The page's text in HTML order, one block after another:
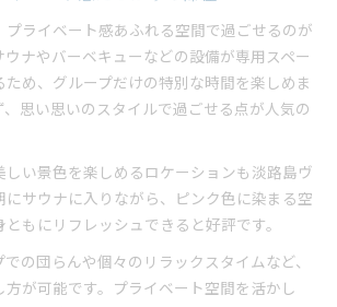
プライベート感あふれる空間で過ごせるのが
ナやバーベキューなどの設備が専用スペー
ため、グループだけの特別な時間を楽しめま
思い思いのスタイルで過ごせる点が人気の
しい景色を楽しめるロケーションも淡路島ヴ
にサウナに入りながら、ピンク色に染まる空
もにリフレッシュできると好評です。
の団らんや個々のリラックスタイムなど、
方が可能です。プライベート空間を活かし